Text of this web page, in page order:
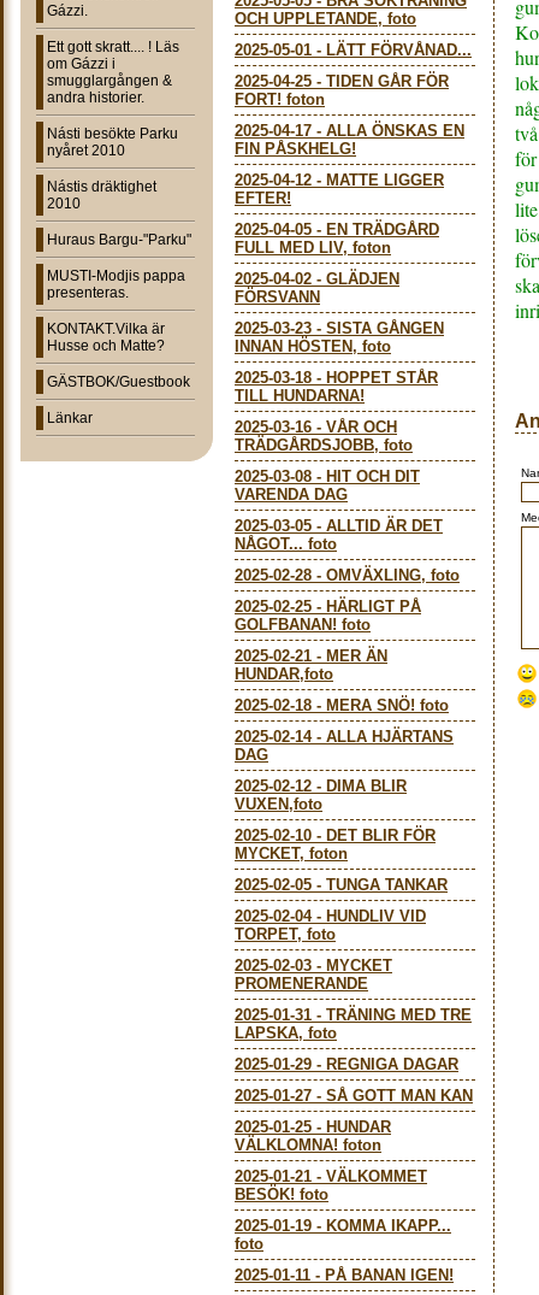
Gázzi.
Ett gott skratt.... ! Läs
om Gázzi i
smugglargången &
andra historier.
Násti besökte Parku
nyåret 2010
Nástis dräktighet
2010
Huraus Bargu-"Parku"
MUSTI-Modjis pappa
presenteras.
KONTAKT.Vilka är
Husse och Matte?
GÄSTBOK/Guestbook
Länkar
OCH UPPLETANDE, foto
2025-05-01 - LÄTT FÖRVÅNAD...
2025-04-25 - TIDEN GÅR FÖR
FORT! foton
2025-04-17 - ALLA ÖNSKAS EN
FIN PÅSKHELG!
2025-04-12 - MATTE LIGGER
EFTER!
2025-04-05 - EN TRÄDGÅRD
FULL MED LIV, foton
2025-04-02 - GLÄDJEN
FÖRSVANN
2025-03-23 - SISTA GÅNGEN
INNAN HÖSTEN, foto
2025-03-18 - HOPPET STÅR
TILL HUNDARNA!
2025-03-16 - VÅR OCH
TRÄDGÅRDSJOBB, foto
2025-03-08 - HIT OCH DIT
VARENDA DAG
2025-03-05 - ALLTID ÄR DET
NÅGOT... foto
2025-02-28 - OMVÄXLING, foto
2025-02-25 - HÄRLIGT PÅ
GOLFBANAN! foto
2025-02-21 - MER ÄN
HUNDAR,foto
2025-02-18 - MERA SNÖ! foto
2025-02-14- ALLA HJÄRTANS
DAG
2025-02-12 - DIMA BLIR
VUXEN,foto
2025-02-10 - DET BLIR FÖR
MYCKET, foton
2025-02-05 - TUNGA TANKAR
2025-02-04- HUNDLIV VID
TORPET, foto
2025-02-03 - MYCKET
PROMENERANDE
2025-01-31 - TRÄNING MED TRE
LAPSKA, foto
2025-01-29 - REGNIGA DAGAR
2025-01-27 - SÅ GOTT MAN KAN
2025-01-25 - HUNDAR
VÄLKLOMNA! foton
2025-01-21 - VÄLKOMMET
BESÖK! foto
2025-01-19 - KOMMA IKAPP...
foto
2025-01-11 - PÅ BANAN IGEN!